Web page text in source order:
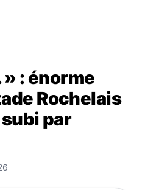
: énorme
Rochelais
par